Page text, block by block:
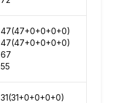
47(47+0+0+0+0)
47(47+0+0+0+0)
67
55
31(31+0+0+0+0)